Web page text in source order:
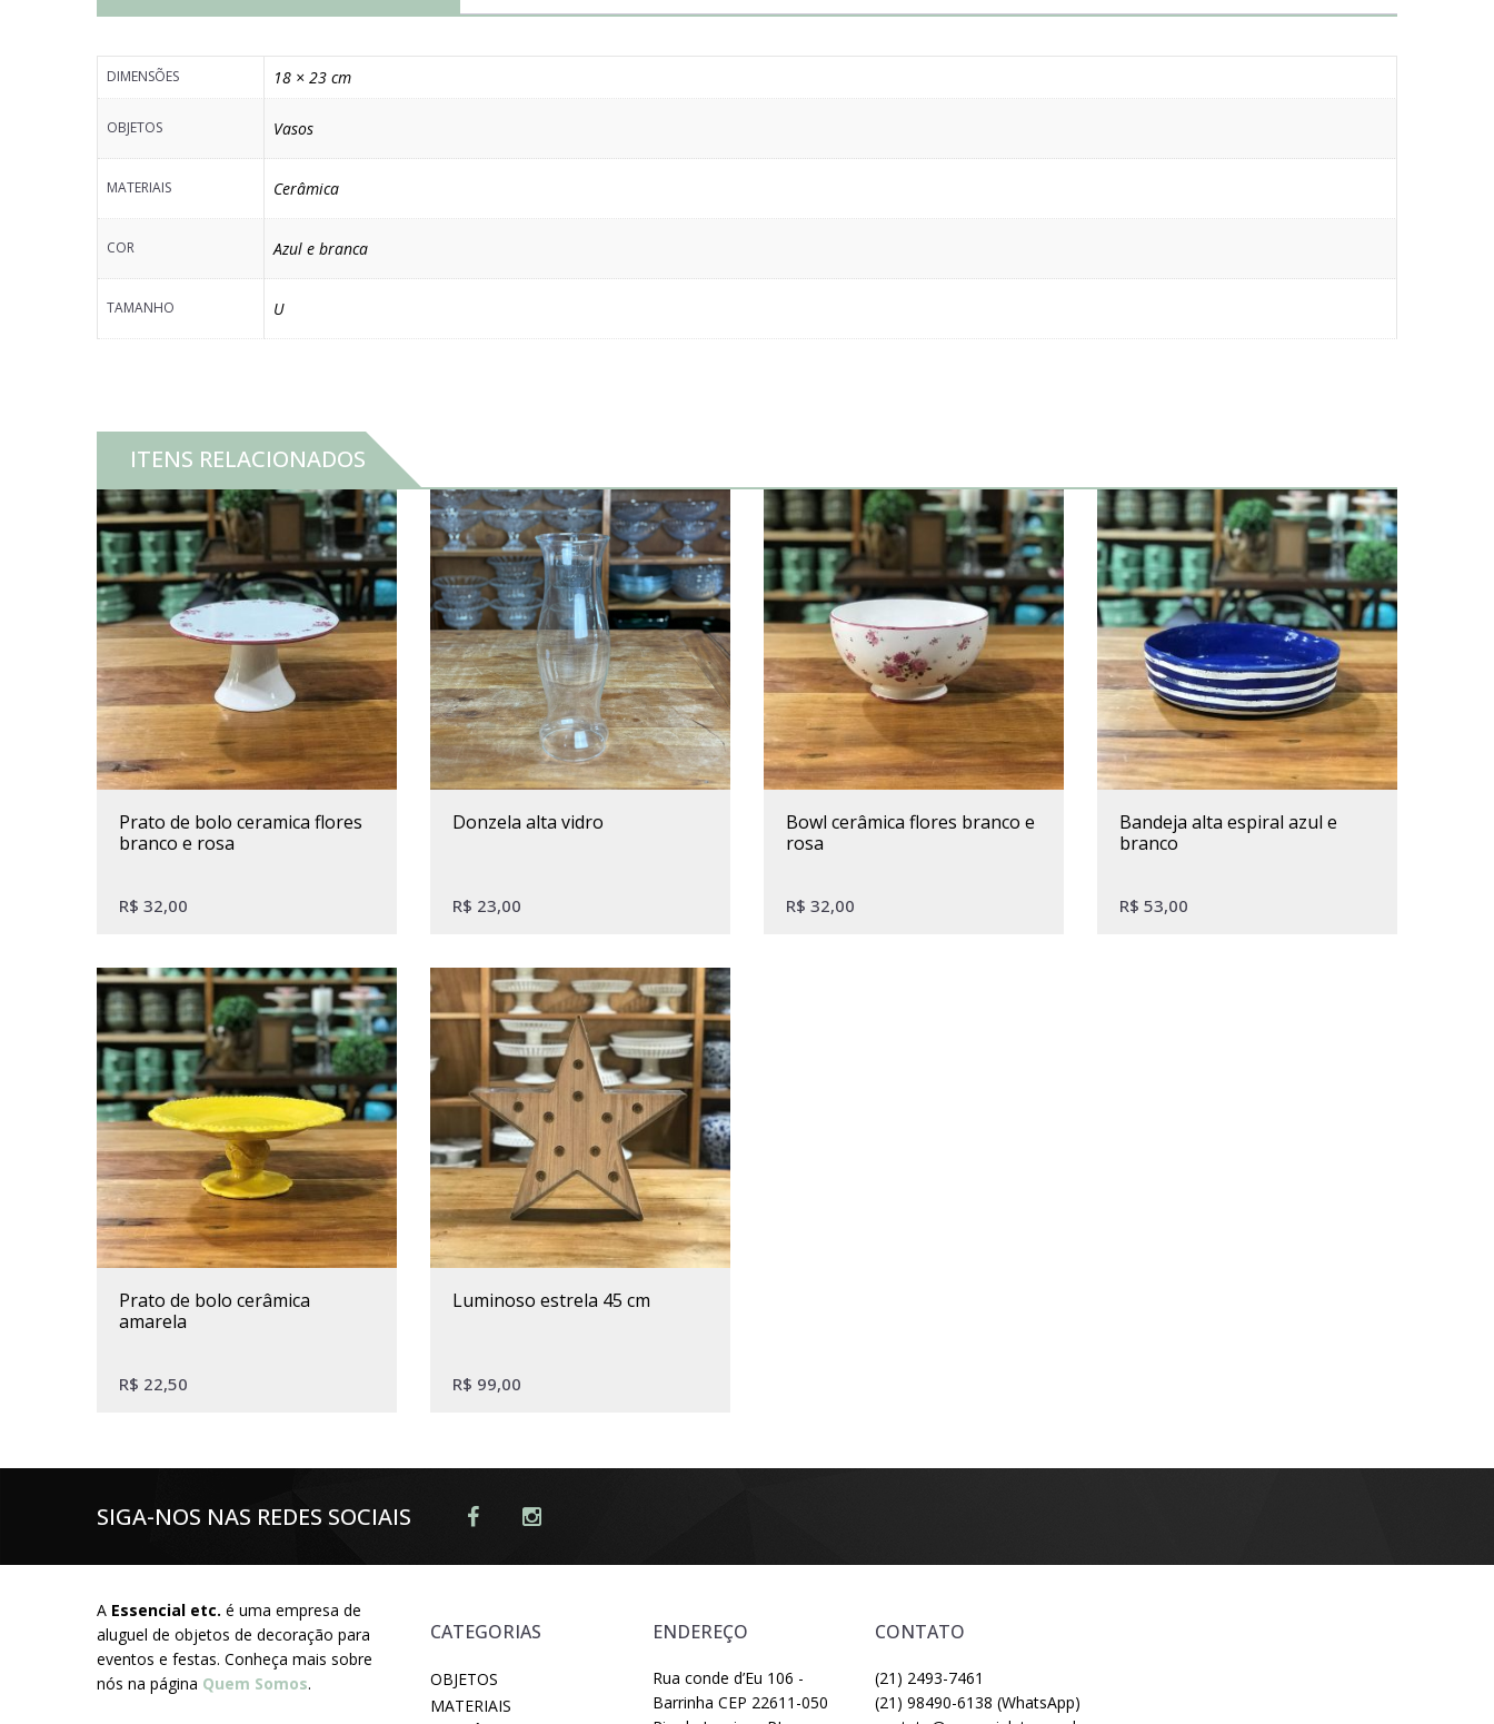
DIMENSÕES 18 × 23 cm
OBJETOS Vasos
MATERIAIS Cerâmica
COR Azul e branca
TAMANHO U
ITENS RELACIONADOS
prato de bolo ceramica flores
branco e rosa
R$ 32,00
donzela alta vidro
R$ 23,00
bowl cerâmica flores branco e
rosa
R$ 32,00
bandeja alta espiral azul e
branco
R$ 53,00
prato de bolo cerâmica
amarela
R$ 22,50
luminoso estrela 45 cm
R$ 99,00
SIGA-NOS NAS REDES SOCIAIS
A Essencial etc. é uma empresa de
aluguel de objetos de decoração para
eventos e festas. Conheça mais sobre
nós na página Quem Somos.
CATEGORIAS
OBJETOS
MATERIAIS
ENDEREÇO
Rua conde d’Eu 106 -
Barrinha CEP 22611-050
CONTATO
(21) 2493-7461
(21) 98490-6138 (WhatsApp)